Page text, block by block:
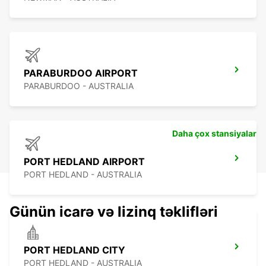
PARABURDOO AIRPORT
PARABURDOO - AUSTRALIA
PORT HEDLAND AIRPORT
PORT HEDLAND - AUSTRALIA
PORT HEDLAND CITY
PORT HEDLAND - AUSTRALIA
Daha çox stansiyalar
Günün icarə və lizinq təklifləri